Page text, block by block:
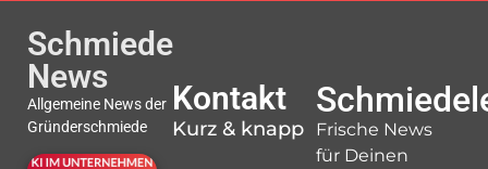
Schmiede
News
Allgemeine News der
Gründerschmiede
Kontakt
Kurz & knapp
Frische News
für Deinen